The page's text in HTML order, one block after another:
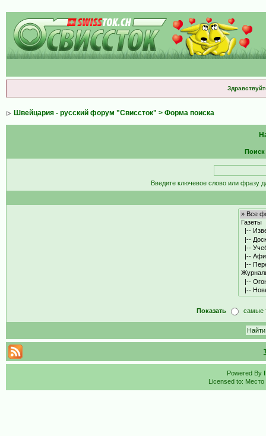
Швейцария - русский форум "Свиссток" > Форма поиска
Введите ключевое слово или фразу
Показать самые
Powered By
Licensed to: